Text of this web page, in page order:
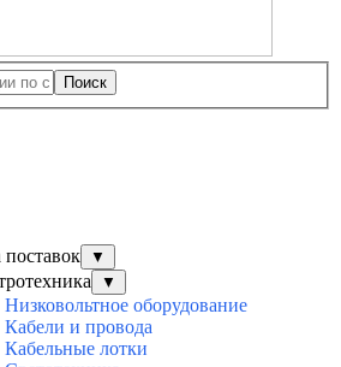
Поиск
▼
▼
Низковольтное оборудование
Кабели и провода
Кабельные лотки